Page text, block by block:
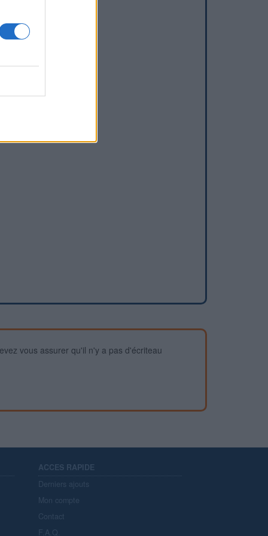
vous assurer qu'il n'y a pas d'écriteau
ACCES RAPIDE
Derniers ajouts
Mon compte
Contact
F.A.Q.